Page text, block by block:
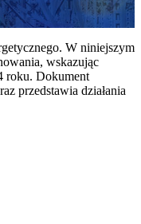
W niniejszym
wskazując
roku. Dokument
przedstawia działania